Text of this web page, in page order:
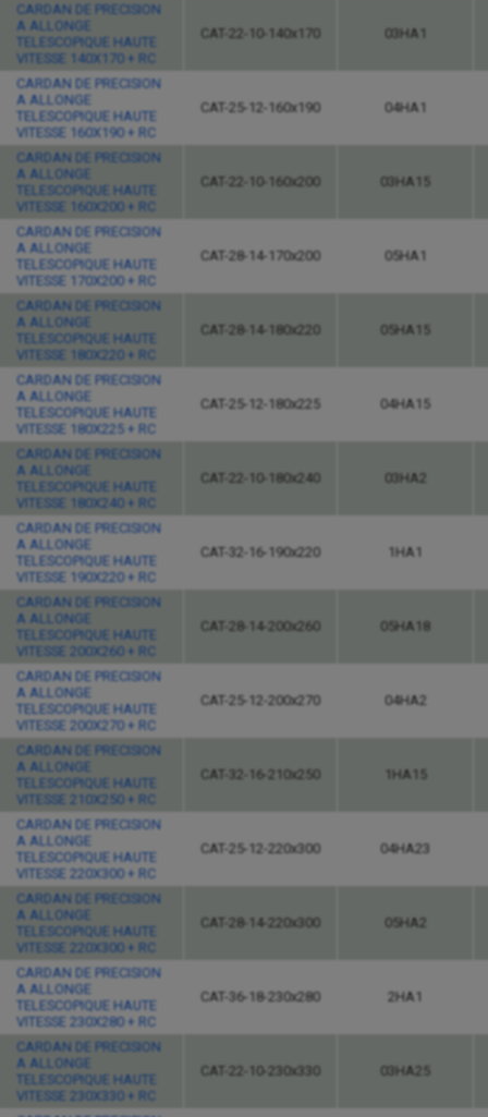
CARDAN DE PRECISION
A ALLONGE
TELESCOPIQUE HAUTE
VITESSE 140X170 + RC
CAT-22-10-140x170 03HA1
CARDAN DE PRECISION
A ALLONGE
TELESCOPIQUE HAUTE
VITESSE 160X190 + RC
CAT-25-12-160x190 04HA1
CARDAN DE PRECISION
A ALLONGE
TELESCOPIQUE HAUTE
VITESSE 160X200 + RC
CAT-22-10-160x200 03HA15
CARDAN DE PRECISION
A ALLONGE
TELESCOPIQUE HAUTE
VITESSE 170X200 + RC
CAT-28-14-170x200 05HA1
CARDAN DE PRECISION
A ALLONGE
TELESCOPIQUE HAUTE
VITESSE 180X220 + RC
CAT-28-14-180x220 05HA15
CARDAN DE PRECISION
A ALLONGE
TELESCOPIQUE HAUTE
VITESSE 180X225 + RC
CAT-25-12-180x225 04HA15
CARDAN DE PRECISION
A ALLONGE
TELESCOPIQUE HAUTE
VITESSE 180X240 + RC
CAT-22-10-180x240 03HA2
CARDAN DE PRECISION
A ALLONGE
TELESCOPIQUE HAUTE
VITESSE 190X220 + RC
CAT-32-16-190x220 1HA1
CARDAN DE PRECISION
A ALLONGE
TELESCOPIQUE HAUTE
VITESSE 200X260 + RC
CAT-28-14-200x260 05HA18
CARDAN DE PRECISION
A ALLONGE
TELESCOPIQUE HAUTE
VITESSE 200X270 + RC
CAT-25-12-200x270 04HA2
CARDAN DE PRECISION
A ALLONGE
TELESCOPIQUE HAUTE
VITESSE 210X250 + RC
CAT-32-16-210x250 1HA15
CARDAN DE PRECISION
A ALLONGE
TELESCOPIQUE HAUTE
VITESSE 220X300 + RC
CAT-25-12-220x300 04HA23
CARDAN DE PRECISION
A ALLONGE
TELESCOPIQUE HAUTE
VITESSE 220X300 + RC
CAT-28-14-220x300 05HA2
CARDAN DE PRECISION
A ALLONGE
TELESCOPIQUE HAUTE
VITESSE 230X280 + RC
CAT-36-18-230x280 2HA1
CARDAN DE PRECISION
A ALLONGE
TELESCOPIQUE HAUTE
VITESSE 230X330 + RC
CAT-22-10-230x330 03HA25